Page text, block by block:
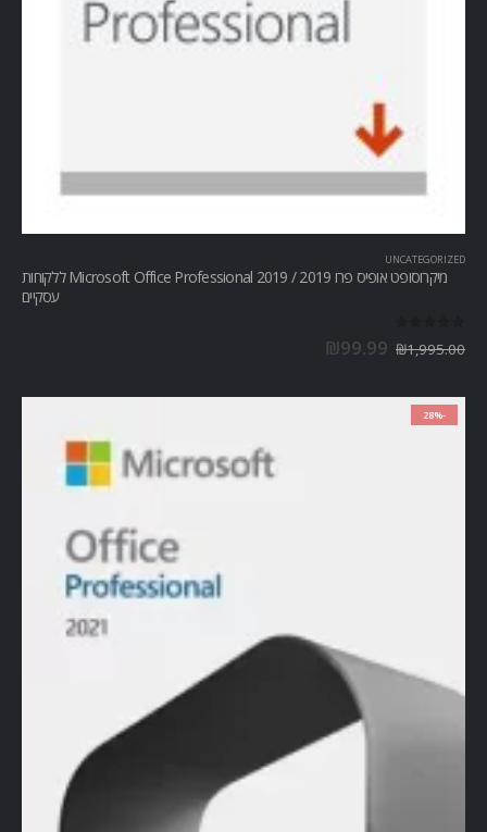
UNCATEGORIZED
מיקרוסופט אופיס פרו Microsoft Office Professional 2019 / 2019 ללקוחות
עסקיים
₪1,995.00
₪99.99
-28%